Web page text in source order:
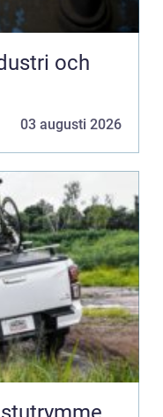
och
03 augusti 2026